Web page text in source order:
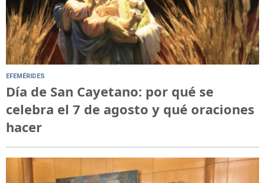
EFEMÉRIDES
Día de San Cayetano: por qué se
celebra el 7 de agosto y qué oraciones
hacer